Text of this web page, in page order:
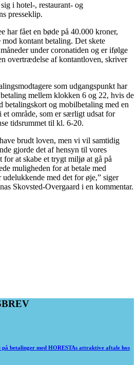
i hotel-, restaurant- og
presseklip.
fået en bøde på 40.000 kroner,
kontant betaling. Det skete
under coronatiden og er ifølge
overtrædelse af kontantloven, skriver
som udgangspunkt har
mellem klokken 6 og 22, hvis de
betalingskort og mobilbetaling med en
område, som er særligt udsat for
tidsrummet til kl. 6-20.
brudt loven, men vi vil samtidig
gjorde det af hensyn til vores
for at skabe et trygt miljø at gå på
muligheden for at betale med
med det for øje,” siger
Skovsted-Overgaard i en kommentar.
på betalinger med HORESTAs attraktive aftale hos